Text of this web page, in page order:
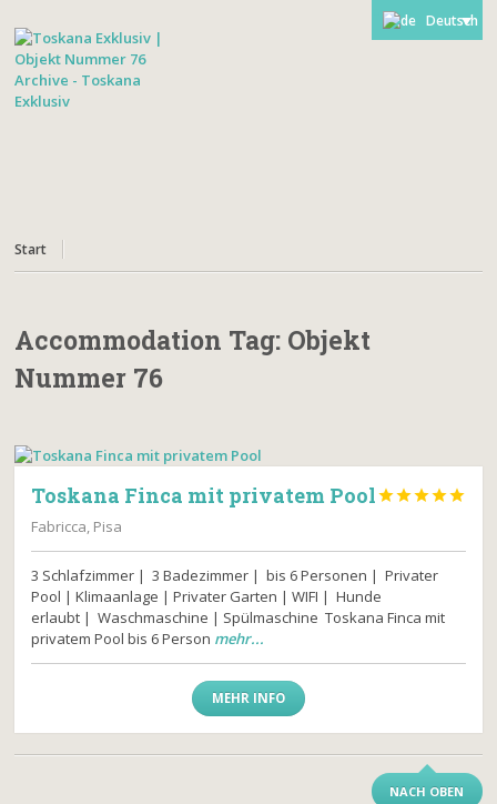
Deutsch
Start
Accommodation Tag: Objekt
Nummer 76
Toskana Finca mit privatem Pool
Fabricca, Pisa
3 Schlafzimmer | 3 Badezimmer | bis 6 Personen | Privater
Pool | Klimaanlage | Privater Garten | WIFI | Hunde
erlaubt | Waschmaschine | Spülmaschine Toskana Finca mit
privatem Pool bis 6 Person mehr...
MEHR INFO
NACH OBEN